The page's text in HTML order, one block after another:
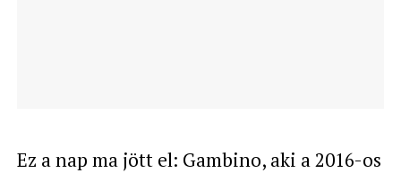
Ez a nap ma jött el: Gambino, aki a 2016-os